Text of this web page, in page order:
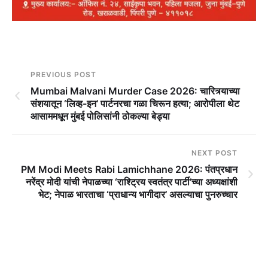
PREVIOUS POST
Mumbai Malvani Murder Case 2026: चारित्र्याच्या
संशयातून ‘लिव्ह-इन’ पार्टनरचा गळा चिरून हत्या; आरोपीला थेट
आसाममधून मुंबई पोलिसांनी ठोकल्या बेड्या
NEXT POST
PM Modi Meets Rabi Lamichhane 2026: पंतप्रधान
नरेंद्र मोदी यांची नेपाळच्या ‘राश्ट्रिय स्वतंत्र पार्टी’च्या अध्यक्षांशी
भेट; नेपाळ भारताचा ‘प्राधान्य भागीदार’ असल्याचा पुनरुच्चार